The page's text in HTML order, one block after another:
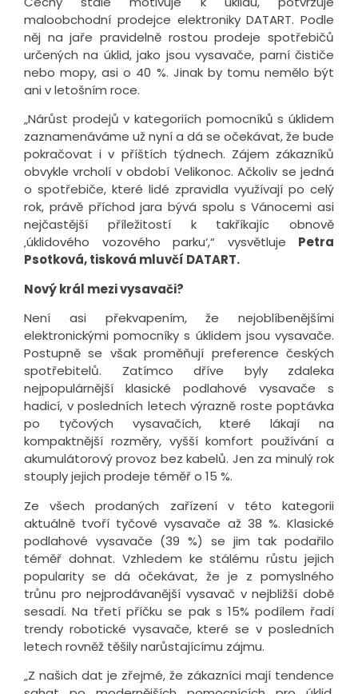
maloobchodní prodejce elektroniky DATART. Podle
něj na jaře pravidelně rostou prodeje spotřebičů
určených na úklid, jako jsou vysavače, parní čističe
nebo mopy, asi o 40 %. Jinak by tomu nemělo být
ani v letošním roce.
„Nárůst prodejů v kategoriích pomocníků s úklidem
zaznamenáváme už nyní a dá se očekávat, že bude
pokračovat i v příštích týdnech. Zájem zákazníků
obvykle vrcholí v období Velikonoc. Ačkoliv se jedná
o spotřebiče, které lidé zpravidla využívají po celý
rok, právě příchod jara bývá spolu s Vánocemi asi
nejčastější příležitostí k takříkajíc obnově
‚úklidového vozového parku‘,“ vysvětluje Petra
Psotková, tisková mluvčí DATART.
Nový král mezi vysavači?
Není asi překvapením, že nejoblíbenějšími
elektronickými pomocníky s úklidem jsou vysavače.
Postupně se však proměňují preference českých
spotřebitelů. Zatímco dříve byly zdaleka
nejpopulárnější klasické podlahové vysavače s
hadicí, v posledních letech výrazně roste poptávka
po tyčových vysavačích, které lákají na
kompaktnější rozměry, vyšší komfort používání a
akumulátorový provoz bez kabelů. Jen za minulý rok
stouply jejich prodeje téměř o 15 %.
Ze všech prodaných zařízení v této kategorii
aktuálně tvoří tyčové vysavače až 38 %. Klasické
podlahové vysavače (39 %) se jim tak podařilo
téměř dohnat. Vzhledem ke stálému růstu jejich
popularity se dá očekávat, že je z pomyslného
trůnu pro nejprodávanější vysavač v nejbližší době
sesadí. Na třetí příčku se pak s 15% podílem řadí
trendy robotické vysavače, které se v posledních
letech rovněž těšily narůstajícímu zájmu.
„Z našich dat je zřejmé, že zákazníci mají tendence